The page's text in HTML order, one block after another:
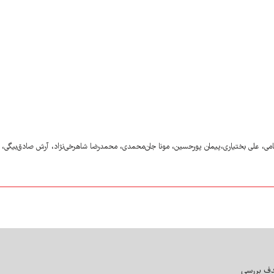
امامی، علی بختیاری،پیمان پورحسین، مونا جان‌محمدی، محمدرضا شاهرخی‌نژاد، آرش
بررسی